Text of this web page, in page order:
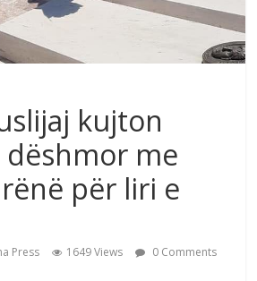
kujton
me
për liri e
Press 1649 Views 0 Comments